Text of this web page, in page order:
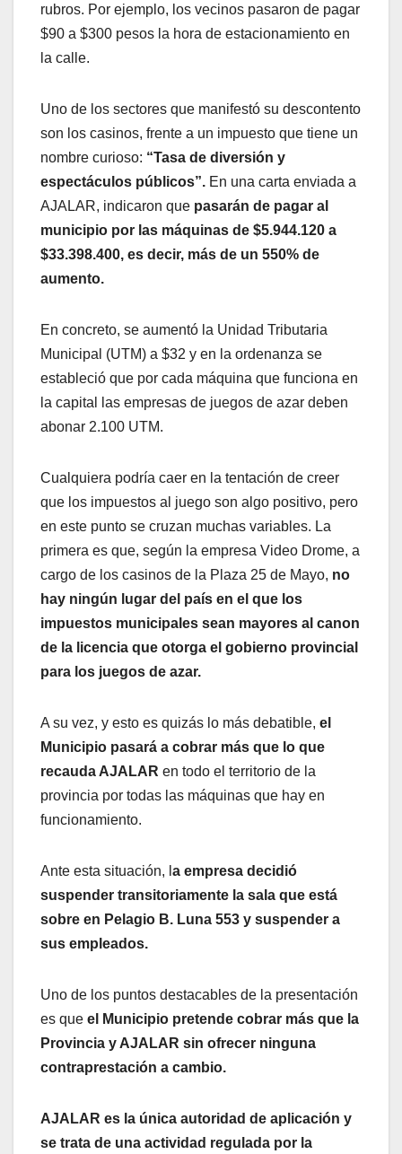
rubros. Por ejemplo, los vecinos pasaron de pagar
$90 a $300 pesos la hora de estacionamiento en
la calle.
Uno de los sectores que manifestó su descontento
son los casinos, frente a un impuesto que tiene un
nombre curioso: “Tasa de diversión y
espectáculos públicos”. En una carta enviada a
AJALAR, indicaron que pasarán de pagar al
municipio por las máquinas de $5.944.120 a
$33.398.400, es decir, más de un 550% de
aumento.
En concreto, se aumentó la Unidad Tributaria
Municipal (UTM) a $32 y en la ordenanza se
estableció que por cada máquina que funciona en
la capital las empresas de juegos de azar deben
abonar 2.100 UTM.
Cualquiera podría caer en la tentación de creer
que los impuestos al juego son algo positivo, pero
en este punto se cruzan muchas variables. La
primera es que, según la empresa Video Drome, a
cargo de los casinos de la Plaza 25 de Mayo, no
hay ningún lugar del país en el que los
impuestos municipales sean mayores al canon
de la licencia que otorga el gobierno provincial
para los juegos de azar.
A su vez, y esto es quizás lo más debatible, el
Municipio pasará a cobrar más que lo que
recauda AJALAR en todo el territorio de la
provincia por todas las máquinas que hay en
funcionamiento.
Ante esta situación, l a empresa decidió
suspender transitoriamente la sala que está
sobre en Pelagio B. Luna 553 y suspender a
sus empleados.
Uno de los puntos destacables de la presentación
es que el Municipio pretende cobrar más que la
Provincia y AJALAR sin ofrecer ninguna
contraprestación a cambio.
AJALAR es la única autoridad de aplicación y
se trata de una actividad regulada por la